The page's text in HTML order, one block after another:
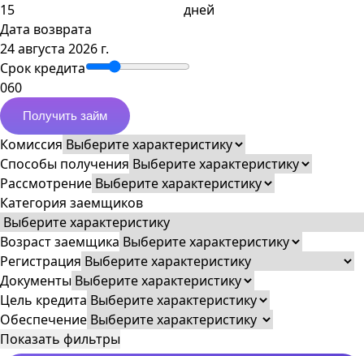
дней
Дата возврата
24 августа 2026 г.
Срок кредита
060
Получить займ
Комиссия
Способы получения
Рассмотрение
Категория заемщиков
Возраст заемщика
Регистрация
Документы
Цель кредита
Обеспечение
Показать фильтры